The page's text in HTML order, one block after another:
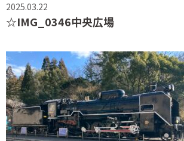
2025.03.22
☆IMG_0346中央広場